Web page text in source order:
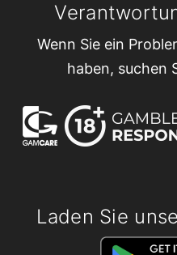
Wenn Sie ein
haben, suchen
Laden Sie